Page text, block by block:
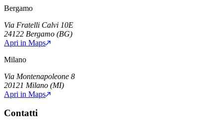
Bergamo
Via Fratelli Calvi 10E
24122 Bergamo (BG)
Apri in Maps
Milano
Via Montenapoleone 8
20121 Milano (MI)
Apri in Maps
Contatti